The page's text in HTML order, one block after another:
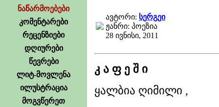
ნაწარმოებები
კომენტარები
რეცენზიები
დღიურები
წევრები
ლიტ-მოვლენა
ილუსტრაცია
მოგვწერეთ
ავტორი: სერგეი
ჟანრი: პოეზია
28 ივნისი, 2011
კ ა ფ ე შ ი
ყალბია ღიმილი ,